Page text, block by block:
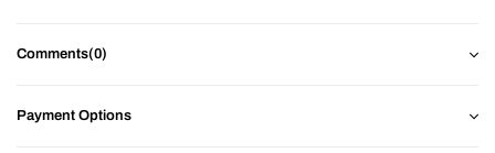
Comments(0)
Payment Options